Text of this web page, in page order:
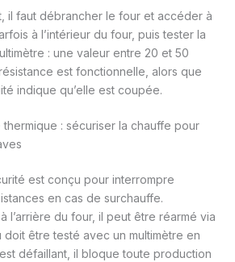
il faut débrancher le four et accéder à
à l’intérieur du four, puis tester la
: une valeur entre 20 et 50
est fonctionnelle, alors que
indique qu’elle est coupée.
: sécuriser la chauffe pour
est conçu pour interrompre
en cas de surchauffe.
l’arrière du four, il peut être réarmé via
être testé avec un multimètre en
défaillant, il bloque toute production